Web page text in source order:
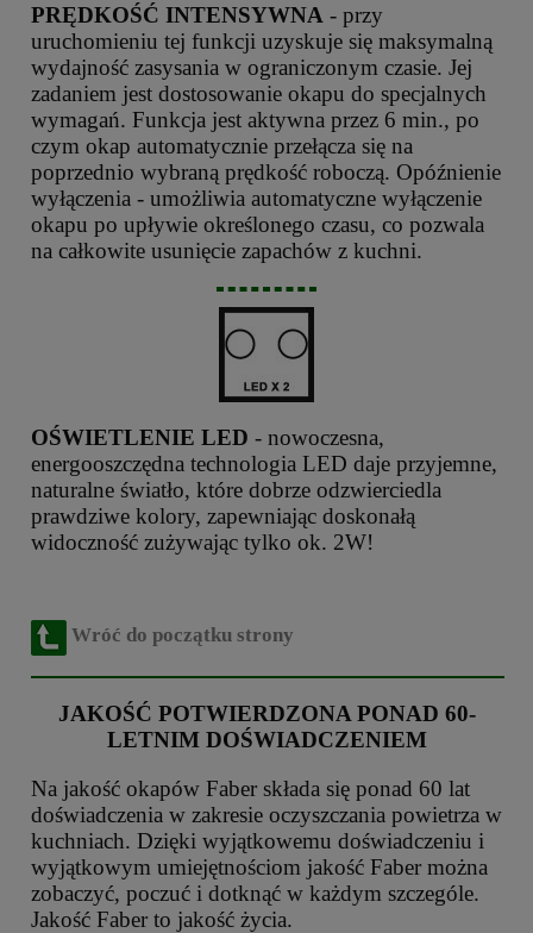
PRĘDKOŚĆ INTENSYWNA - przy
uruchomieniu tej funkcji uzyskuje się maksymalną
wydajność zasysania w ograniczonym czasie. Jej
zadaniem jest dostosowanie okapu do specjalnych
wymagań. Funkcja jest aktywna przez 6 min., po
czym okap automatycznie przełącza się na
poprzednio wybraną prędkość roboczą. Opóźnienie
wyłączenia - umożliwia automatyczne wyłączenie
okapu po upływie określonego czasu, co pozwala
na całkowite usunięcie zapachów z kuchni.
OŚWIETLENIE LED - nowoczesna,
energooszczędna technologia LED daje przyjemne,
naturalne światło, które dobrze odzwierciedla
prawdziwe kolory, zapewniając doskonałą
widoczność zużywając tylko ok. 2W!
Wróć do początku strony
JAKOŚĆ POTWIERDZONA PONAD 60-
LETNIM DOŚWIADCZENIEM
Na jakość okapów Faber składa się ponad 60 lat
doświadczenia w zakresie oczyszczania powietrza w
kuchniach. Dzięki wyjątkowemu doświadczeniu i
wyjątkowym umiejętnościom jakość Faber można
zobaczyć, poczuć i dotknąć w każdym szczególe.
Jakość Faber to jakość życia.